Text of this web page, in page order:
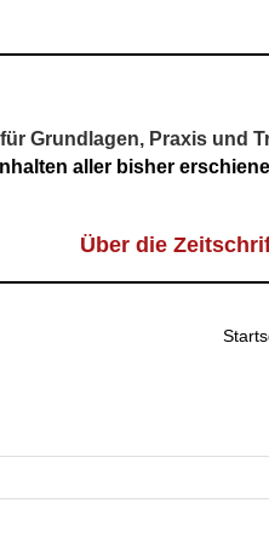
aller bisher
Über die